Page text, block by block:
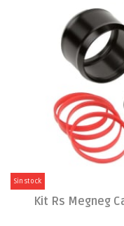
Sin stock
Kit Rs Megneg